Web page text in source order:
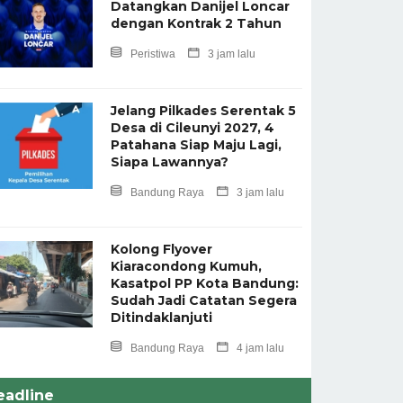
Datangkan Danijel Loncar
dengan Kontrak 2 Tahun
Peristiwa 3 jam lalu
Jelang Pilkades Serentak 5
Desa di Cileunyi 2027, 4
Patahana Siap Maju Lagi,
Siapa Lawannya?
Bandung Raya 3 jam lalu
Kolong Flyover
Kiaracondong Kumuh,
Kasatpol PP Kota Bandung:
Sudah Jadi Catatan Segera
Ditindaklanjuti
Bandung Raya 4 jam lalu